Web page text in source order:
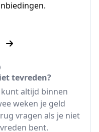
tevreden?
kunt altijd binnen
weken je geld
vragen als je niet
bent.